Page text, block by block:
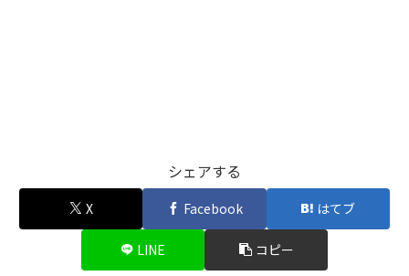
シェアする
X Facebook はてブ
LINE コピー